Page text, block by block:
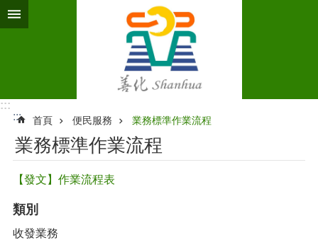
跳到主要內容區塊
:::
:::
首頁 便民服務 業務標準作業流程‭
業務標準作業流程‭
【發文】作業流程表
類別
收發業務